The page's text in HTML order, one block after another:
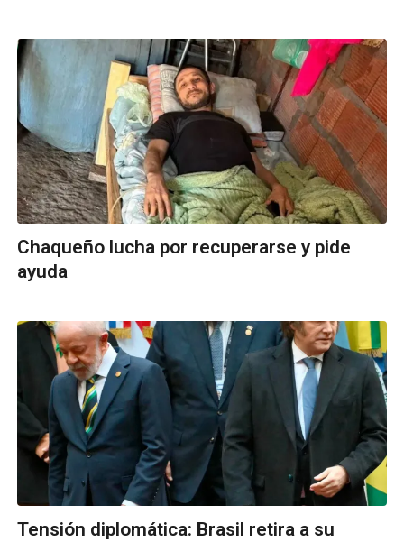
Chaqueño lucha por recuperarse y pide
ayuda
Tensión diplomática: Brasil retira a su